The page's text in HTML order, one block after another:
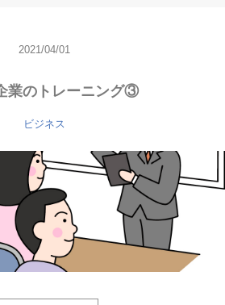
2021/04/01
業のトレーニング③
ビジネス